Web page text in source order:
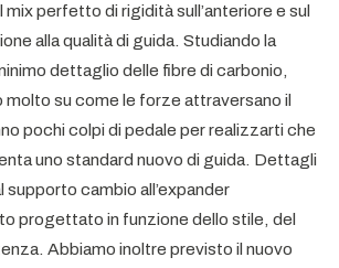
perfetto di rigidità sull’anteriore e sul
alla qualità di guida. Studiando la
dettaglio delle fibre di carbonio,
su come le forze attraversano il
pochi colpi di pedale per realizzarti che
uno standard nuovo di guida. Dettagli
cambio all’expander
progettato in funzione dello stile, del
Abbiamo inoltre previsto il nuovo